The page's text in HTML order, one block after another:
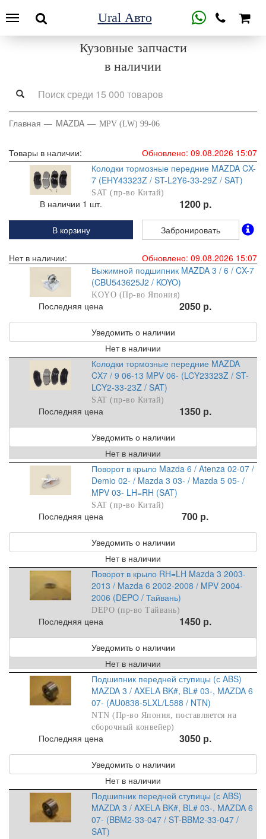
Ural Авто
Кузовные запчасти
в наличии
Главная MAZDA MPV (LW) 99-06
Товары в наличии:
Обновлено: 09.08.2026 15:07
Колодки тормозные передние MAZDA CX-
7 (EHY43323Z / ST-L2Y6-33-29Z / SAT)
SAT (пр-во Китай)
В наличии 1 шт. 1200 р.
В корзину Забронировать
Нет в наличии:
Обновлено: 09.08.2026 15:07
Выжимной подшипник MAZDA 3 / 6 / CX-7
(CBU543625J2 / KOYO)
KOYO (Пр-во Япония)
Последняя цена 2050 р.
Уведомить о наличии
Нет в наличии
Колодки тормозные передние MAZDA
CX7 / 9 06-13 MPV 06- (LCY23323Z / ST-
LCY2-33-23Z / SAT)
SAT (пр-во Китай)
Последняя цена 1350 р.
Уведомить о наличии
Нет в наличии
Поворот в крыло Mazda 6 / Atenza 02-07 /
Demio 02- / Mazda 3 03- / Mazda 5 05- /
MPV 03- LH=RH (SAT)
SAT (пр-во Китай)
Последняя цена 700 р.
Уведомить о наличии
Нет в наличии
Поворот в крыло RH=LH Mazda 3 2003-
2013 / Mazda 6 2002-2008 / MPV 2004-
2006 (DEPO / Тайвань)
DEPO (пр-во Тайвань)
Последняя цена 1450 р.
Уведомить о наличии
Нет в наличии
Подшипник передней ступицы (с ABS)
MAZDA 3 / AXELA BK#, BL# 03-, MAZDA 6
07- (AU0838-5LXL/L588 / NTN)
NTN (Пр-во Япония, поставляется на
сборочный конвейер)
Последняя цена 3050 р.
Уведомить о наличии
Нет в наличии
Подшипник передней ступицы (с ABS)
MAZDA 3 / AXELA BK#, BL# 03-, MAZDA 6
07- (BBM2-33-047 / ST-BBM2-33-047 /
SAT)